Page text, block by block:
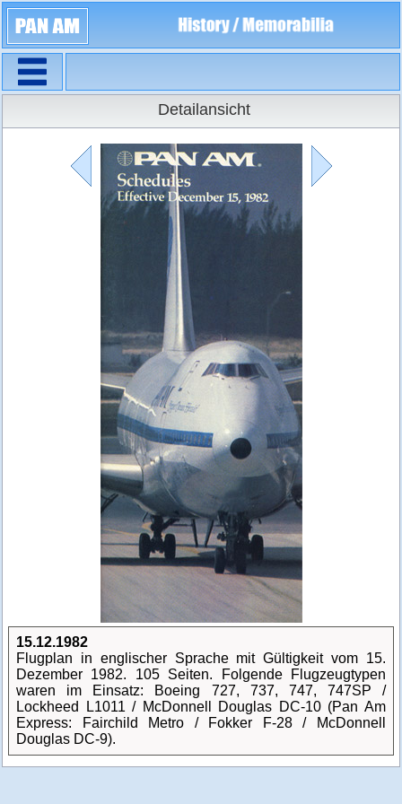
Flugpläne
Detailansicht
15.12.1982
Flugplan in englischer Sprache mit Gültigkeit vom 15.
Dezember 1982. 105 Seiten. Folgende Flugzeugtypen
waren im Einsatz: Boeing 727, 737, 747, 747SP /
Lockheed L1011 / McDonnell Douglas DC-10 (Pan Am
Express: Fairchild Metro / Fokker F-28 / McDonnell
Douglas DC-9).